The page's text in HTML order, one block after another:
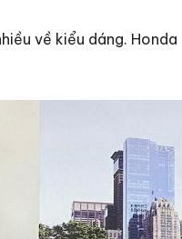
về kiểu dáng. Honda